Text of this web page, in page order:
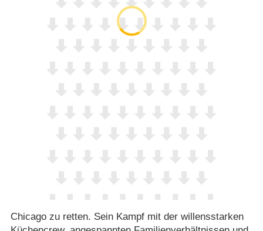
Chicago zu retten. Sein Kampf mit der willensstarken